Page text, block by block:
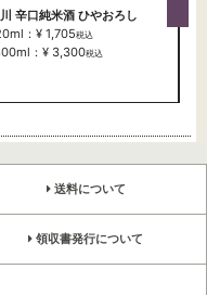
辛口純米酒 ひやおろし
：¥ 1,705税込
：¥ 3,300税込
送料について
領収書発行について